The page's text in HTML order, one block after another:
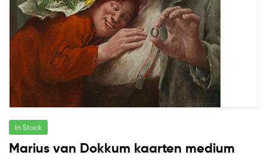
In Stock
Marius van Dokkum kaarten medium